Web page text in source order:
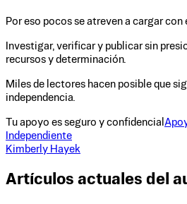
Por eso pocos se atreven a cargar con
Investigar, verificar y publicar sin
recursos y determinación.
Miles de lectores hacen posible que
independencia.
Tu apoyo es seguro y confidencial
Independiente
Kimberly Hayek
Artículos actuales del